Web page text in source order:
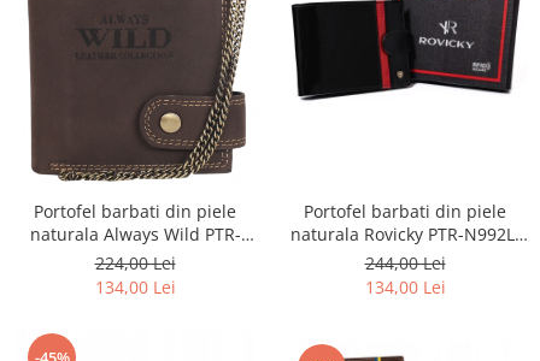
Portofel barbati din piele
naturala Always Wild PTR-
2901-BIC
224,00 Lei
134,00 Lei
Portofel barbati din piele
naturala Rovicky PTR-N992L-
RVTP-3005
244,00 Lei
134,00 Lei